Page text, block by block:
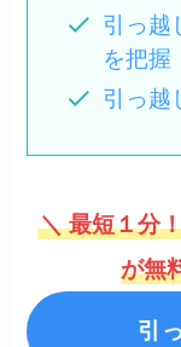
引っ越
を把握
引っ越
＼ 最短１分
が無
引